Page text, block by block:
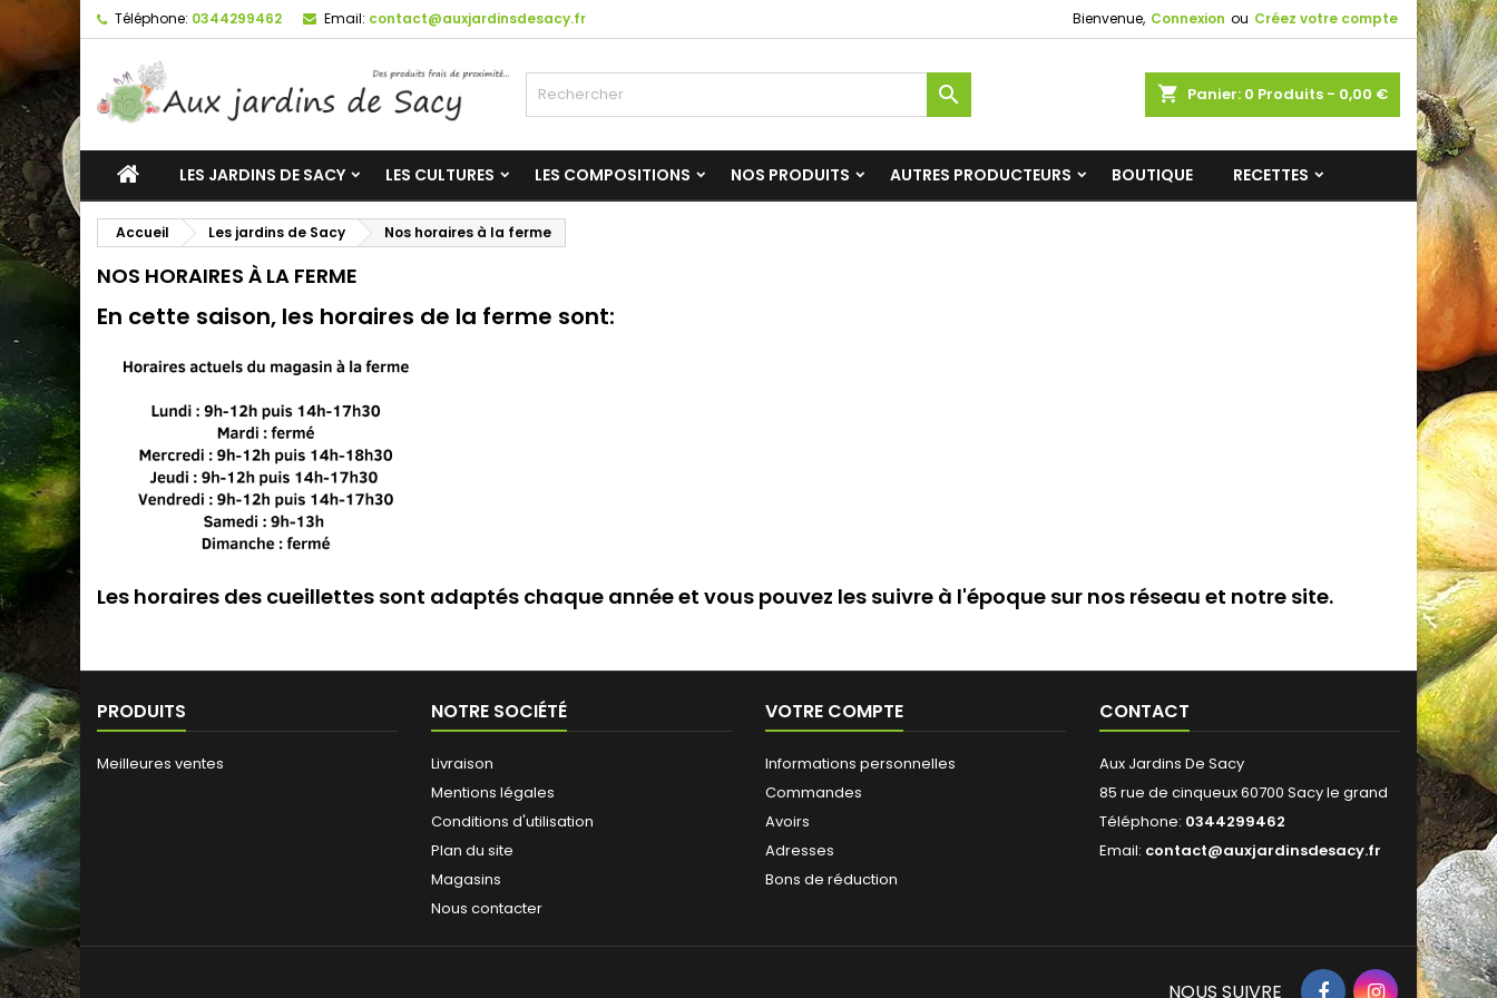
Téléphone: 0344299462 Email: contact@auxjardinsdesacy.fr Bienvenue, Connexion ou Créez votre compte
shopping_cart Panier: 0 Produits - 0,00 €

LES JARDINS DE SACY LES CULTURES LES COMPOSITIONS NOS PRODUITS AUTRES PRODUCTEURS BOUTIQUE RECETTES
Accueil Les jardins de Sacy Nos horaires à la ferme
NOS HORAIRES À LA FERME
En cette saison, les horaires de la ferme sont:
Les horaires des cueillettes sont adaptés chaque année et vous pouvez les suivre à l'époque sur nos réseau et notre site.
PRODUITS
Meilleures ventes
NOTRE SOCIÉTÉ
Livraison
Mentions légales
Conditions d'utilisation
Plan du site
Magasins
Nous contacter
VOTRE COMPTE
Informations personnelles
Commandes
Avoirs
Adresses
Bons de réduction
CONTACT
Aux Jardins De Sacy
85 rue de cinqueux 60700 Sacy le grand
Téléphone: 0344299462
Email: contact@auxjardinsdesacy.fr
NOUS SUIVRE